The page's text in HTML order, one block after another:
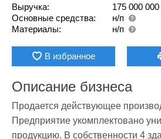
Выручка: 175 000
Основные средства:
н/п
Материалы:
н/п
В избранное
Описание бизнеса
Продается действующее
Предприятие укомплектовано
продукцию. В собственности 4